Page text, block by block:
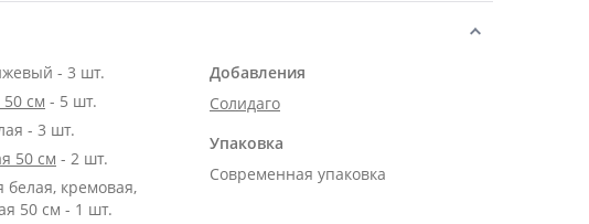
- 3 шт.
50 см - 5 шт.
- 3 шт.
50 см - 2 шт.
белая, кремовая,
50 см - 1 шт.
Добавления
Солидаго
Упаковка
Современная упаковка